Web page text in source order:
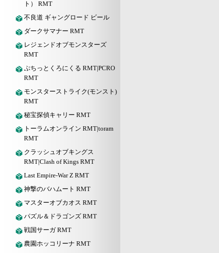
ト） RMT
不良道 ギャングロード ビール
ダークサマナー RMT
レジェンドオブモンスターズ
RMT
ぷちっとくろにくる RMT|PCRO
RMT
モンスターストライク(モンスト)
RMT
秘宝探偵キャリー RMT
トーラムオンライン RMT|toram
RMT
クラッシュオブキングス
RMT|Clash of Kings RMT
Last Empire-War Z RMT
神撃のバハムート RMT
マスターオブカオス RMT
パズル＆ドラゴンズ RMT
戦国サーガ RMT
農園ホッコリーナ RMT